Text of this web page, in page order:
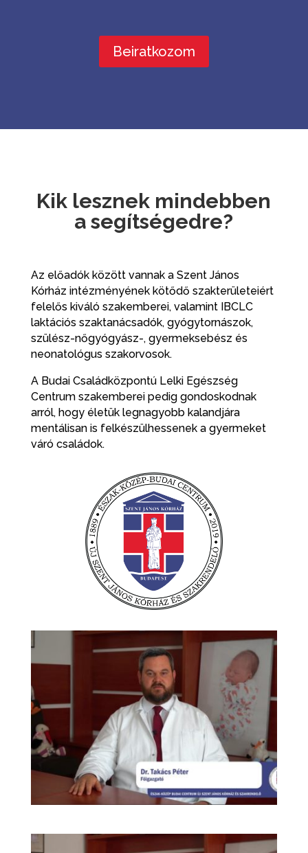
Beiratkozom
Kik lesznek mindebben
a segítségedre?
Az előadók között vannak a Szent János
Kórház intézményének kötődő szakterületeiért
felelős kiváló szakemberei, valamint IBCLC
laktációs szaktanácsadók, gyógytornászok,
szülész-nőgyógyász-, gyermeksebész és
neonatológus szakorvosok.
A Budai Családközpontú Lelki Egészség
Centrum szakemberei pedig gondoskodnak
arról, hogy életük legnagyobb kalandjára
mentálisan is felkészülhessenek a gyermeket
váró családok.